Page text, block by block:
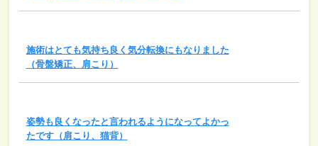
施術はとても気持ち良く気分転換にもなりました
（骨盤矯正、肩こり）
姿勢も良くなったと言われるようになってよかっ
たです（肩こり、猫背）